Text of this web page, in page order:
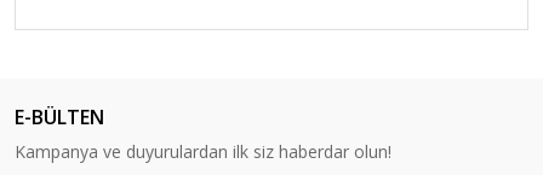
E-BÜLTEN
Kampanya ve duyurulardan ilk siz haberdar olun!